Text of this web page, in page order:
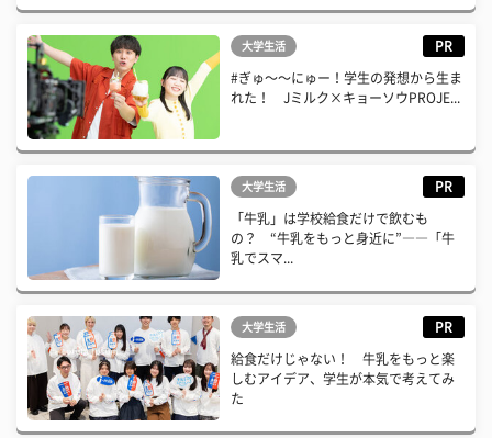
大学生活 PR
#ぎゅ〜〜にゅー！学生の発想から生ま
れた！ Jミルク×キョーソウPROJE...
大学生活 PR
「牛乳」は学校給食だけで飲むも
の？ “牛乳をもっと身近に”――「牛
乳でスマ...
大学生活 PR
給食だけじゃない！ 牛乳をもっと楽
しむアイデア、学生が本気で考えてみ
た